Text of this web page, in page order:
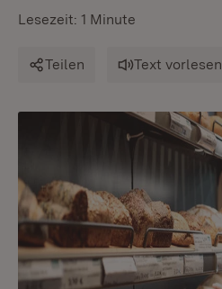
Lesezeit: 1 Minute
Teilen Text vorlesen